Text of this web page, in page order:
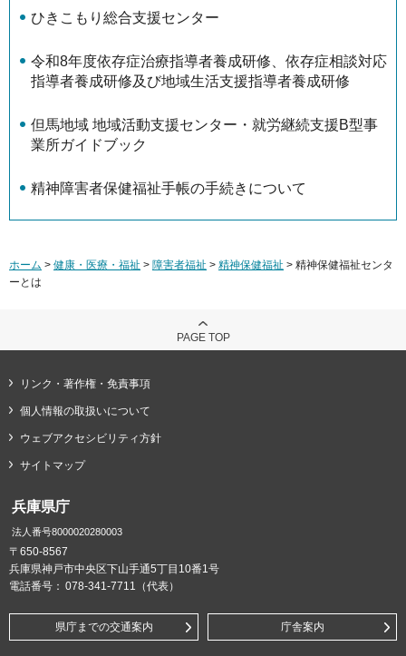
ひきこもり総合支援センター
令和8年度依存症治療指導者養成研修、依存症相談対応
指導者養成研修及び地域生活支援指導者養成研修
但馬地域 地域活動支援センター・就労継続支援B型事
業所ガイドブック
精神障害者保健福祉手帳の手続きについて
ホーム > 健康・医療・福祉 > 障害者福祉 > 精神保健福祉 > 精神保健福祉センタ
ーとは
PAGE TOP
リンク・著作権・免責事項
個人情報の取扱いについて
ウェブアクセシビリティ方針
サイトマップ
兵庫県庁
法人番号8000020280003
〒650-8567
兵庫県神戸市中央区下山手通5丁目10番1号
電話番号： 078-341-7711（代表）
県庁までの交通案内 庁舎案内